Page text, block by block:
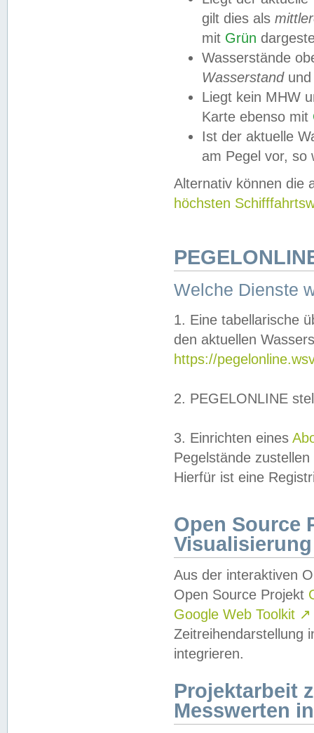
gilt dies als
mit Grün
Wasserstände
Wasserstandund
Liegt kein MHW
Karte ebenso mit
Ist der aktuelle
am Pegel vor,
Alternativ können die
höchsten
Welche Dienste
1. Eine tabellarische
den aktuellen
https://
2. PEGELONLINE
3. Einrichten eines
Pegelstände
Hierfür ist eine
Open Source
Visualisierung
Aus der interaktiven
Open Source Projekt
Google Web Toolkit ↗
Zeitreihendarstellung
integrieren.
Projektarbeit
Messwerten